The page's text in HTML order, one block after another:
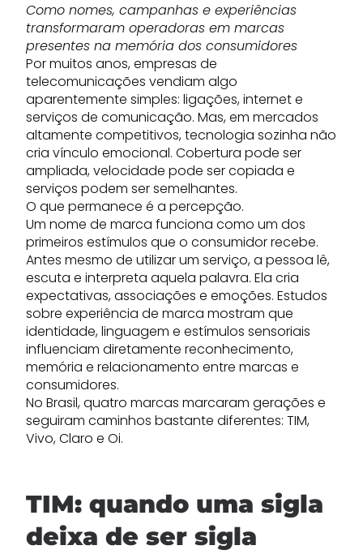
Como nomes, campanhas e experiências
transformaram operadoras em marcas
presentes na memória dos consumidores
Por muitos anos, empresas de
telecomunicações vendiam algo
aparentemente simples: ligações, internet e
serviços de comunicação. Mas, em mercados
altamente competitivos, tecnologia sozinha não
cria vínculo emocional. Cobertura pode ser
ampliada, velocidade pode ser copiada e
serviços podem ser semelhantes.
O que permanece é a percepção.
Um nome de marca funciona como um dos
primeiros estímulos que o consumidor recebe.
Antes mesmo de utilizar um serviço, a pessoa lê,
escuta e interpreta aquela palavra. Ela cria
expectativas, associações e emoções. Estudos
sobre experiência de marca mostram que
identidade, linguagem e estímulos sensoriais
influenciam diretamente reconhecimento,
memória e relacionamento entre marcas e
consumidores.
No Brasil, quatro marcas marcaram gerações e
seguiram caminhos bastante diferentes: TIM,
Vivo, Claro e Oi.
TIM: quando uma sigla
deixa de ser sigla